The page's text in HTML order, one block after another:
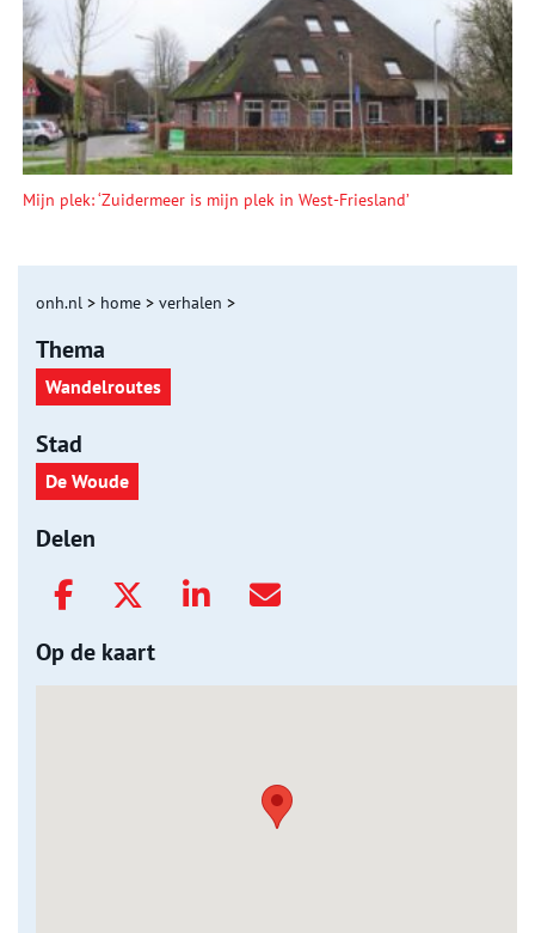
Mijn plek: ‘Zuidermeer is mijn plek in West-Friesland’
onh.nl > home > verhalen >
Thema
Wandelroutes
Stad
De Woude
Delen
Op de kaart